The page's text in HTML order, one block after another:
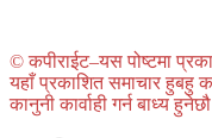
© कपीराईट–यस पोष्टमा
यहाँ प्रकाशित समाचार हुबहु
कानुनी कार्वाही गर्न बाध्य